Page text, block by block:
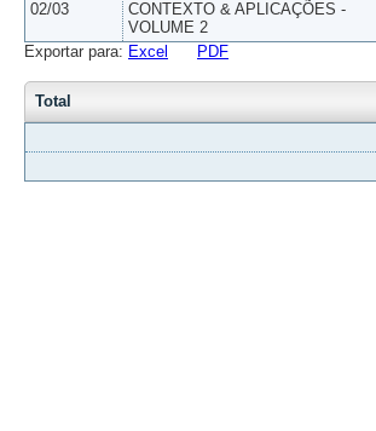
02/03
CONTEXTO & APLICAÇÕES -
VOLUME 2
Exportar para: Excel PDF
Total